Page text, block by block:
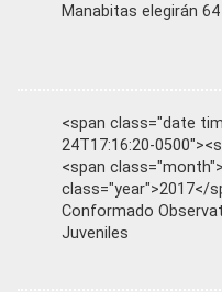
Manabitas elegirán
<span class="date
24T17:16:20-
<span
class="year">2017</
Conformado
Juveniles